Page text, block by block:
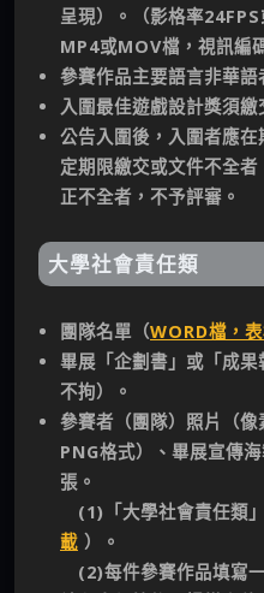
呈現）。（影格率
MP4或MOV檔，視訊編
參賽作品主要語言非華語
入圍最佳遊戲設計獎須繳
公告入圍後，入圍者應
定期限繳交或文件不全
正不全者，不予評審。
大學社會責任類
團隊名單（WORD檔，
畢展「企劃書」或「成
不拘）。
參賽者（團隊）照片（
PNG格式）、畢展宣傳
張。
(1)「大學社會責任類
載 ）。
(2)每件參賽作品填寫